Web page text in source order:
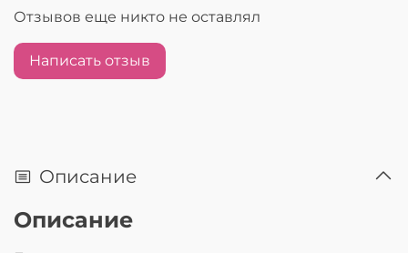
Отзывов еще никто не оставлял
Написать отзыв
Описание
Описание